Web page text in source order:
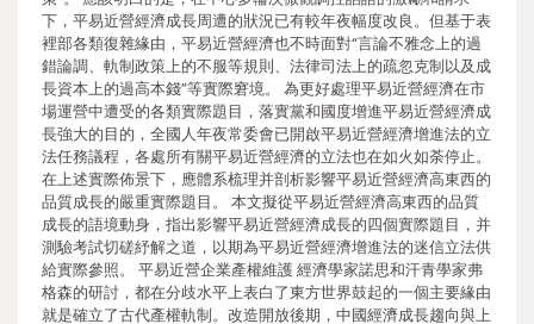
下，平易近營經濟成長周遭的狀況已有較年夜幅度改良。但基于表
裡部各類復雜緣由，平易近營經濟也不時面對“言論不雅念上的過
錯論調、軌制政策上的不服等規則、法律司法上的疏忽克制以及成
長資本上的過高本錢”等實際窘境。 為更好處理平易近營經濟在市
場運營中遭受的各類實際題目，落實黨和國度增進平易近營經濟成
長強大的目的，全國人年夜常委會已開啟平易近營經濟增進法的立
法任務議程，各處所有關平易近營經濟的立法也在如火如荼停止。
在上述實際佈景下，應體系梳理并剖析影響平易近營經濟高東西的
品質成長的嚴重實際題目。 本文擬從平易近營經濟高東西的品質
成長的語境動身，指出影響平易近營經濟成長的四個實際題目，并
測驗考試切磋紓解之道，以期為平易近營經濟增進法的迷信立法供
給實際參照。 平易近營企業產權維護 經濟學家諾思和汗青學家弗
格森的研討，都在分歧水平上表白了東方世界鼓起的一個主要緣由
就是確立了古代產權軌制。改造開放後期，中國經濟成長趨向與上